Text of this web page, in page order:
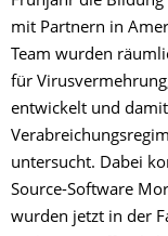
mit Partnern in
Team wurden
für
entwickelt und
untersucht. Dabei
Source-Software
wurden jetzt in der